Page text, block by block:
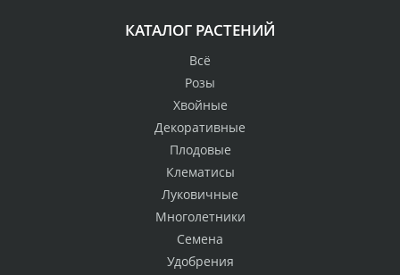
КАТАЛОГ РАСТЕНИЙ
Всё
Розы
Хвойные
Декоративные
Плодовые
Клематисы
Луковичные
Многолетники
Семена
Удобрения